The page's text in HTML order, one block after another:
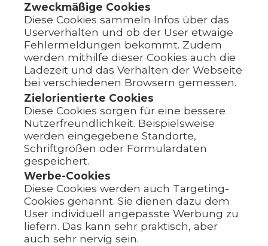
Zweckmäßige Cookies
Diese Cookies sammeln Infos über das
Userverhalten und ob der User etwaige
Fehlermeldungen bekommt. Zudem
werden mithilfe dieser Cookies auch die
Ladezeit und das Verhalten der Webseite
bei verschiedenen Browsern gemessen.
Zielorientierte Cookies
Diese Cookies sorgen für eine bessere
Nutzerfreundlichkeit. Beispielsweise
werden eingegebene Standorte,
Schriftgrößen oder Formulardaten
gespeichert.
Werbe-Cookies
Diese Cookies werden auch Targeting-
Cookies genannt. Sie dienen dazu dem
User individuell angepasste Werbung zu
liefern. Das kann sehr praktisch, aber
auch sehr nervig sein.